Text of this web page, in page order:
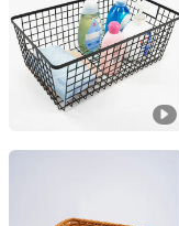
Guangdong, China
Jiashan Vega